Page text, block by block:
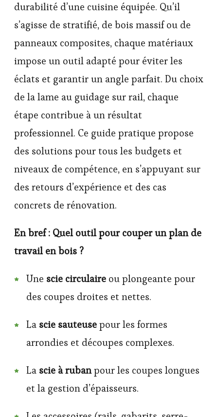
durabilité d’une cuisine équipée. Qu’il
s’agisse de stratifié, de bois massif ou de
panneaux composites, chaque matériaux
impose un outil adapté pour éviter les
éclats et garantir un angle parfait. Du choix
de la lame au guidage sur rail, chaque
étape contribue à un résultat
professionnel. Ce guide pratique propose
des solutions pour tous les budgets et
niveaux de compétence, en s’appuyant sur
des retours d’expérience et des cas
concrets de rénovation.
En bref : Quel outil pour couper un plan de
travail en bois ?
Une scie circulaire ou plongeante pour
des coupes droites et nettes.
La scie sauteusepour les formes
arrondies et découpes complexes.
La scie à rubanpour les coupes longues
et la gestion d’épaisseurs.